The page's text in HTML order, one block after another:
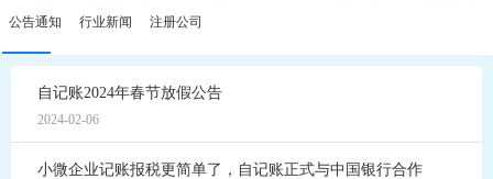
公告通知 行业新闻 注册公司
自记账2024年春节放假公告
2024-02-06
小微企业记账报税更简单了，自记账正式与中国银行合作